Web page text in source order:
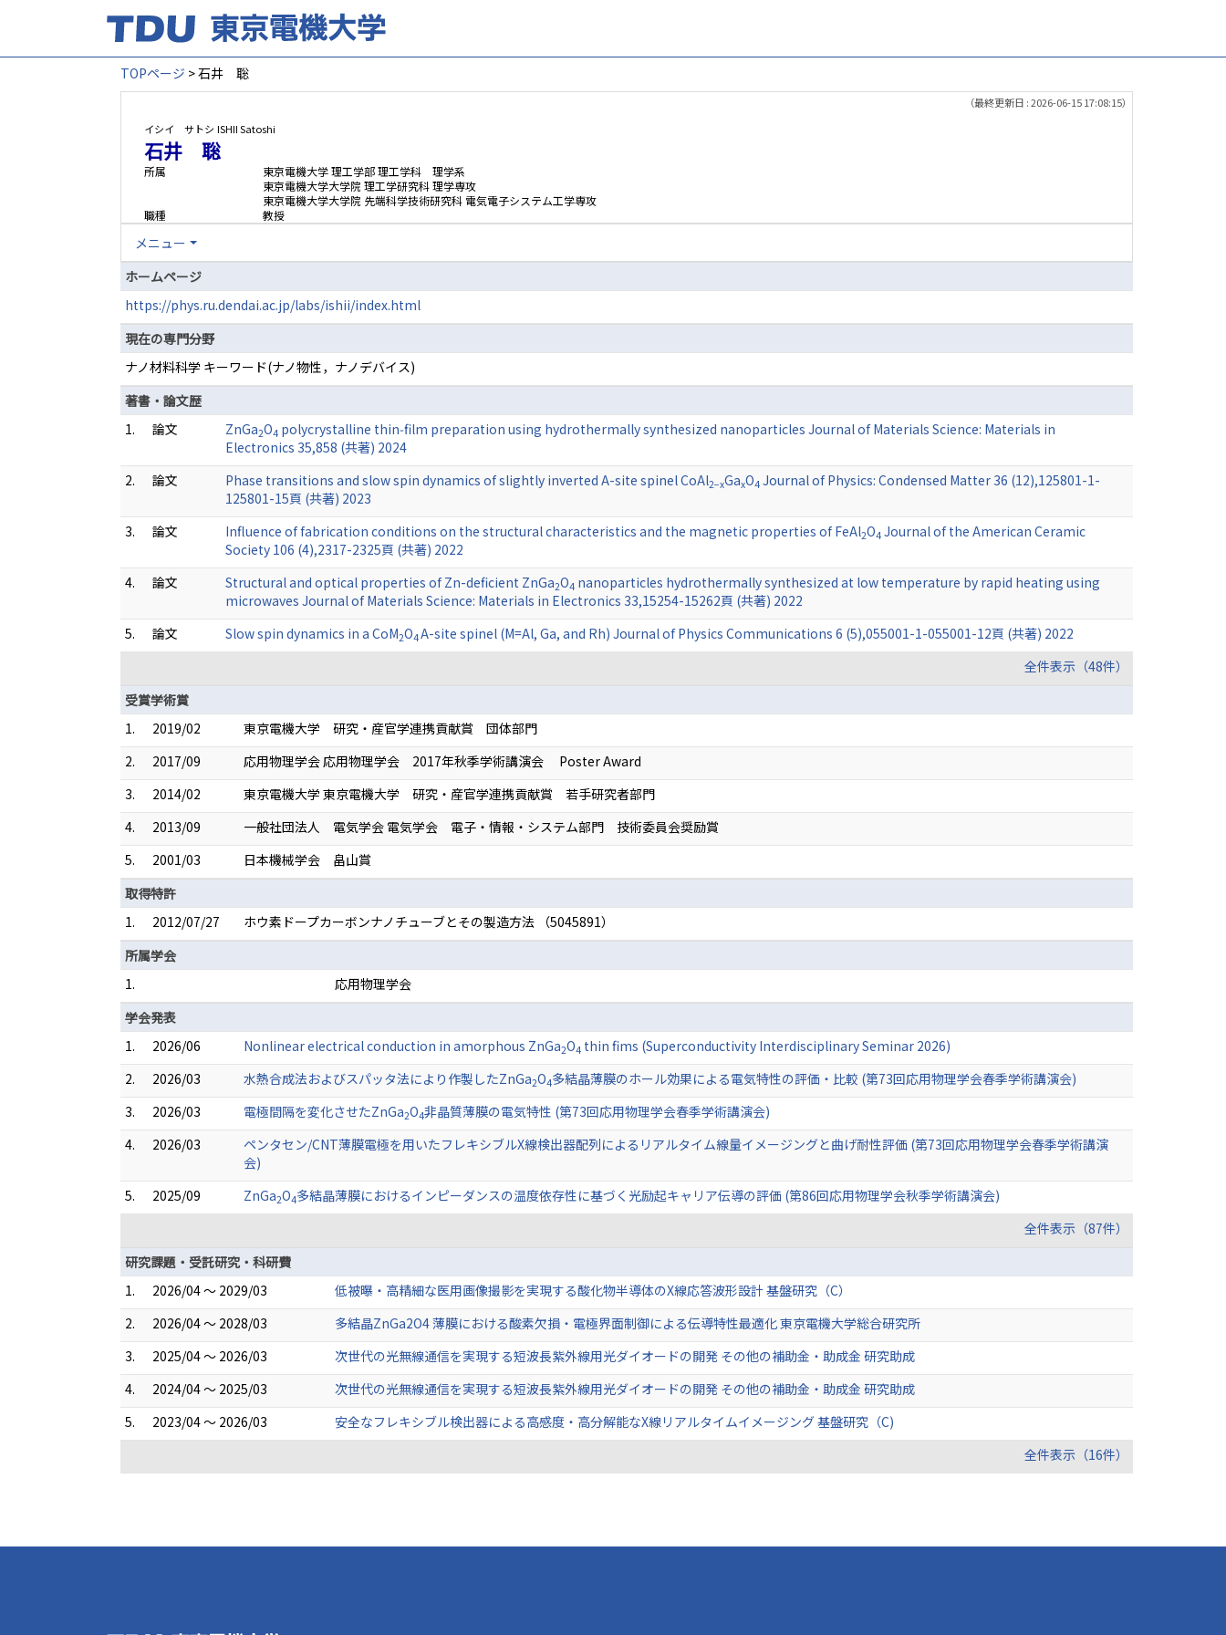
TOPページ > 石井 聡
（最終更新日 : 2026-06-15 17:08:15）
イシイ サトシ ISHII Satoshi
石井 聡
所属
東京電機大学 理工学部 理工学科 理学系
東京電機大学大学院 理工学研究科 理学専攻
東京電機大学大学院 先端科学技術研究科 電気電子システム工学専攻
職種
教授
メニュー
ホームページ
https://phys.ru.dendai.ac.jp/labs/ishii/index.html
現在の専門分野
ナノ材料科学 キーワード(ナノ物性，ナノデバイス)
著書・論文歴
1.
論文 ZnGa2O4 polycrystalline thin‑film preparation using hydrothermally synthesized nanoparticles Journal of Materials Science: Materials in
Electronics 35,858 (共著) 2024
2.
論文 Phase transitions and slow spin dynamics of slightly inverted A-site spinel CoAl2−xGaxO4 Journal of Physics: Condensed Matter 36 (12),125801-1-
125801-15頁 (共著) 2023
3.
論文 Influence of fabrication conditions on the structural characteristics and the magnetic properties of FeAl2O4 Journal of the American Ceramic
Society 106 (4),2317-2325頁 (共著) 2022
4.
論文 Structural and optical properties of Zn-deficient ZnGa2O4 nanoparticles hydrothermally synthesized at low temperature by rapid heating using
microwaves Journal of Materials Science: Materials in Electronics 33,15254-15262頁 (共著) 2022
5.
論文 Slow spin dynamics in a CoM2O4A-site spinel (M=Al, Ga, and Rh) Journal of Physics Communications 6 (5),055001-1-055001-12頁 (共著) 2022
全件表示（48件）
受賞学術賞
1.
2019/02
東京電機大学 研究・産官学連携貢献賞 団体部門
2.
2017/09
応用物理学会 応用物理学会 2017年秋季学術講演会 Poster Award
3.
2014/02
東京電機大学 東京電機大学 研究・産官学連携貢献賞 若手研究者部門
4.
2013/09
一般社団法人 電気学会 電気学会 電子・情報・システム部門 技術委員会奨励賞
5.
2001/03
日本機械学会 畠山賞
取得特許
1.
2012/07/27
ホウ素ドープカーボンナノチューブとその製造方法 （5045891）
所属学会
1.
応用物理学会
学会発表
1.
2026/06 Nonlinear electrical conduction in amorphous ZnGa2O4 thin fims (Superconductivity Interdisciplinary Seminar 2026)
2.
2026/03 水熱合成法およびスパッタ法により作製したZnGa2O4多結晶薄膜のホール効果による電気特性の評価・比較 (第73回応用物理学会春季学術講演会)
3.
2026/03 電極間隔を変化させたZnGa2O4非晶質薄膜の電気特性 (第73回応用物理学会春季学術講演会)
4.
2026/03
ペンタセン/CNT薄膜電極を用いたフレキシブルX線検出器配列によるリアルタイム線量イメージングと曲げ耐性評価 (第73回応用物理学会春季学術講演
会)
5.
2025/09 ZnGa2O4多結晶薄膜におけるインピーダンスの温度依存性に基づく光励起キャリア伝導の評価 (第86回応用物理学会秋季学術講演会)
全件表示（87件）
研究課題・受託研究・科研費
1.
2026/04 ～ 2029/03
低被曝・高精細な医用画像撮影を実現する酸化物半導体のX線応答波形設計 基盤研究（C）
2.
2026/04 ～ 2028/03
多結晶ZnGa2O4 薄膜における酸素欠損・電極界面制御による伝導特性最適化 東京電機大学総合研究所
3.
2025/04 ～ 2026/03
次世代の光無線通信を実現する短波長紫外線用光ダイオードの開発 その他の補助金・助成金 研究助成
4.
2024/04 ～ 2025/03
次世代の光無線通信を実現する短波長紫外線用光ダイオードの開発 その他の補助金・助成金 研究助成
5.
2023/04 ～ 2026/03
安全なフレキシブル検出器による高感度・高分解能なX線リアルタイムイメージング 基盤研究（C)
全件表示（16件）